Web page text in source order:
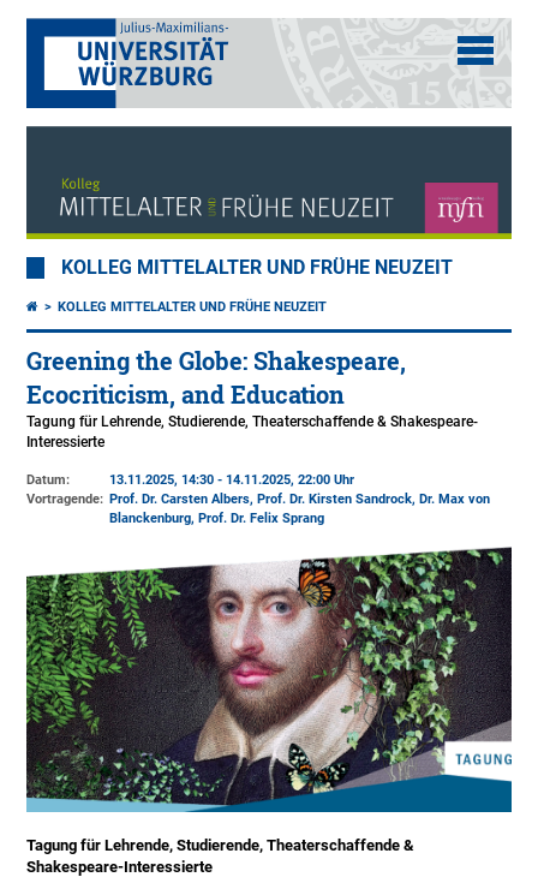
KOLLEG MITTELALTER UND FRÜHE NEUZEIT
KOLLEG MITTELALTER UND FRÜHE NEUZEIT
Greening the Globe: Shakespeare,
Ecocriticism, and Education
Tagung für Lehrende, Studierende, Theaterschaffende & Shakespeare-
Interessierte
Datum:
13.11.2025, 14:30 - 14.11.2025, 22:00 Uhr
Vortragende: Prof. Dr. Carsten Albers, Prof. Dr. Kirsten Sandrock, Dr. Max von
Blanckenburg, Prof. Dr. Felix Sprang
Tagung für Lehrende, Studierende, Theaterschaffende &
Shakespeare-Interessierte